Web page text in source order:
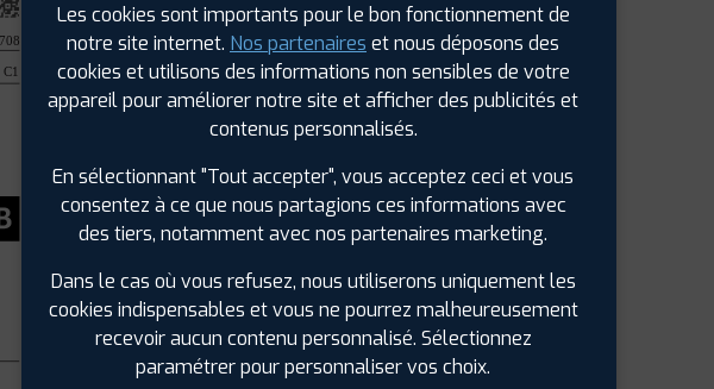
Largeur :235
Hauteur :45
Diamètre :20
Charge :100
Bruit de roulement externe : 71
Résistance au roulement :
Adhérence sur sol mouillé : B
Code EAN :
Les cookies sont importants pour le bon fonctionnement de
notre site internet. Nos partenaires et nous déposons des
cookies et utilisons des informations non sensibles de votre
appareil pour améliorer notre site et afficher des publicités et
contenus personnalisés.
En sélectionnant "Tout accepter", vous acceptez ceci et vous
consentez à ce que nous partagions ces informations avec
des tiers, notamment avec nos partenaires marketing.
Dans le cas où vous refusez, nous utiliserons uniquement les
cookies indispensables et vous ne pourrez malheureusement
recevoir aucun contenu personnalisé. Sélectionnez
paramétrer pour personnaliser vos choix.